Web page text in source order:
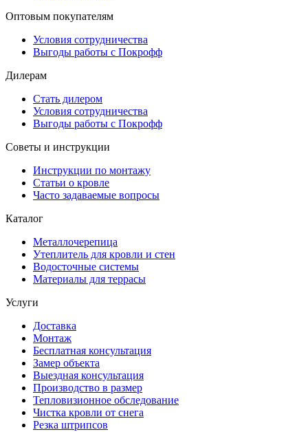
Оптовым покупателям
Условия сотрудничества
Выгоды работы с Покрофф
Дилерам
Стать дилером
Условия сотрудничества
Выгоды работы с Покрофф
Советы и инструкции
Инструкции по монтажу
Статьи о кровле
Часто задаваемые вопросы
Каталог
Металлочерепица
Утеплитель для кровли и стен
Водосточные системы
Материалы для террасы
Услуги
Доставка
Монтаж
Бесплатная консультация
Замер объекта
Выездная консультация
Производство в размер
Тепловизионное обследование
Чистка кровли от снега
Резка штрипсов